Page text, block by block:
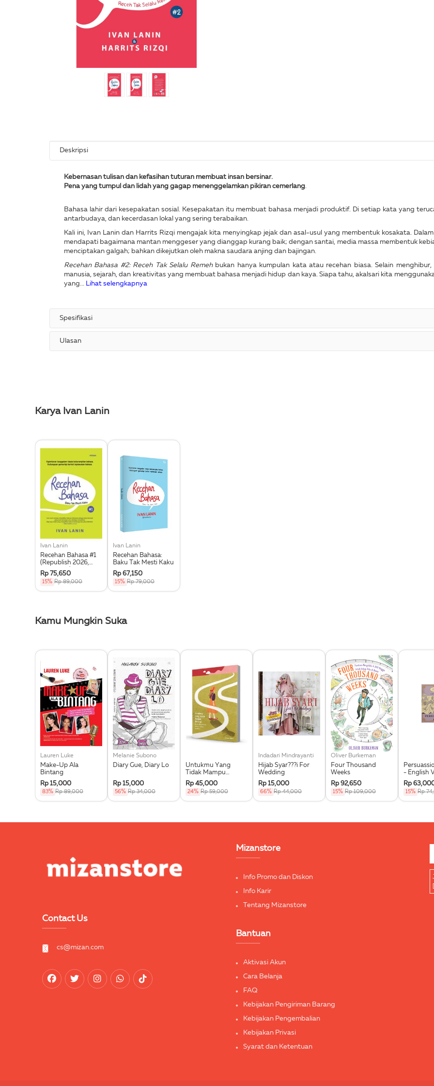
Deskripsi
Kebernasan tulisan dan kefasihan tuturan membuat insan bersinar.
Pena yang tumpul dan lidah yang gagap menenggelamkan pikiran cemerlang.
Bahasa lahir dari kesepakatan sosial. Kesepakatan itu membuat bahasa menjadi produktif. Di setiap kata yang
antarbudaya, dan kecerdasan lokal yang sering terabaikan.
Kali ini, Ivan Lanin dan Harrits Rizqi mengajak kita menyingkap jejak dan asal-usul yang membentuk kosakata. Dalam
mendapati bagaimana mantan menggeser yang dianggap kurang baik; dengan santai, media massa membentuk
menciptakan galgah; bahkan dikejutkan oleh makna saudara anjing dan bajingan.
Recehan Bahasa #2: Receh Tak Selalu Remehbukan hanya kumpulan kata atau recehan biasa. Selain
manusia, sejarah, dan kreativitas yang membuat bahasa menjadi hidup dan kaya. Siapa tahu, akalsari kita
yang... Lihat selengkapnya
Spesifikasi
Ulasan
Karya Ivan Lanin
Ivan Lanin
Recehan Bahasa #1
(Republish 2026,
Edisi Ke-2)
Rp 75,650
15% Rp 89,000
Ivan Lanin
Recehan Bahasa:
Baku Tak Mesti Kaku
Rp 67,150
15% Rp 79,000
Kamu Mungkin Suka
Lauren Luke
Make-Up Ala
Bintang
Rp 15,000
83% Rp 89,000
Melanie Subono
Diary Gue, Diary Lo
Rp 15,000
56% Rp 34,000
Untukmu Yang
Tidak Mampu
Berbagi
Rp 45,000
24% Rp 59,000
Indadari Mindrayanti
Hijab Syar???i For
Wedding
Rp 15,000
66% Rp 44,000
Oliver Burkeman
Four Thousand
Weeks
Rp 92,650
15% Rp 109,000
- English
Rp
15% Rp
Contact Us
cs@mizan.com
Mizanstore
Info Promo dan Diskon
Info Karir
Tentang Mizanstore
Bantuan
Aktivasi Akun
Cara Belanja
FAQ
Kebijakan Pengiriman Barang
Kebijakan Pengembalian
Kebijakan Privasi
Syarat dan Ketentuan